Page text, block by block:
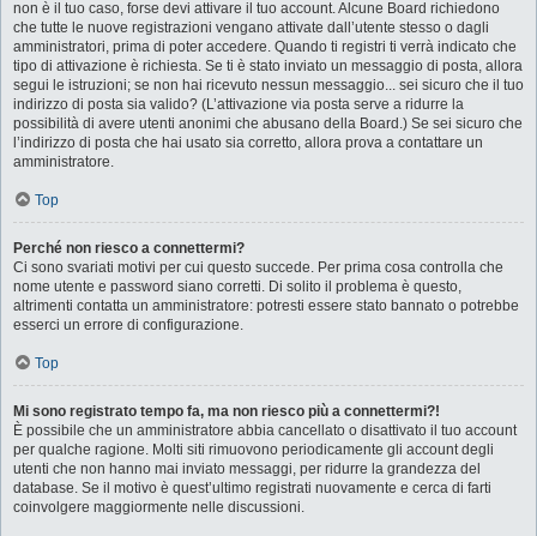
non è il tuo caso, forse devi attivare il tuo account. Alcune Board richiedono
che tutte le nuove registrazioni vengano attivate dall’utente stesso o dagli
amministratori, prima di poter accedere. Quando ti registri ti verrà indicato che
tipo di attivazione è richiesta. Se ti è stato inviato un messaggio di posta, allora
segui le istruzioni; se non hai ricevuto nessun messaggio... sei sicuro che il tuo
indirizzo di posta sia valido? (L’attivazione via posta serve a ridurre la
possibilità di avere utenti anonimi che abusano della Board.) Se sei sicuro che
l’indirizzo di posta che hai usato sia corretto, allora prova a contattare un
amministratore.
Top
Perché non riesco a connettermi?
Ci sono svariati motivi per cui questo succede. Per prima cosa controlla che
nome utente e password siano corretti. Di solito il problema è questo,
altrimenti contatta un amministratore: potresti essere stato bannato o potrebbe
esserci un errore di configurazione.
Top
Mi sono registrato tempo fa, ma non riesco più a connettermi?!
È possibile che un amministratore abbia cancellato o disattivato il tuo account
per qualche ragione. Molti siti rimuovono periodicamente gli account degli
utenti che non hanno mai inviato messaggi, per ridurre la grandezza del
database. Se il motivo è quest’ultimo registrati nuovamente e cerca di farti
coinvolgere maggiormente nelle discussioni.